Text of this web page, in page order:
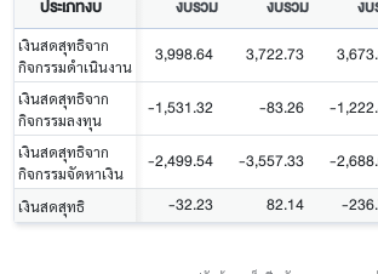
ประเภทงบ งบรวม งบรวม ง
เงินสดสุทธิจาก
กิจกรรมดำเนินงาน
3,998.64 3,722.73
เงินสดสุทธิจาก
กิจกรรมลงทุน
-1,531.32 -83.26 -
เงินสดสุทธิจาก
กิจกรรมจัดหาเงิน
-2,499.54 -3,557.33 -
เงินสดสุทธิ -32.23 82.14 -